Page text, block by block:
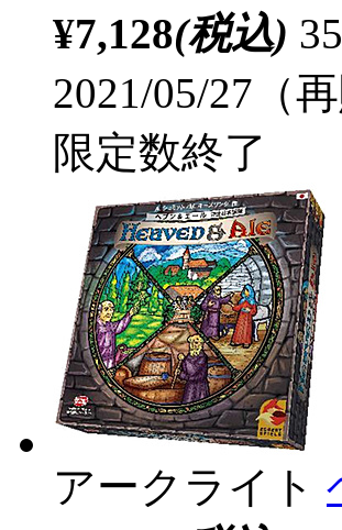
¥7,128(税込)
2021/05/27（
限定数終了
アークライト